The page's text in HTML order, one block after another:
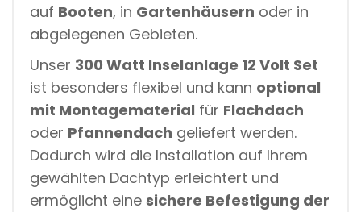
auf Booten, in Gartenhäusern oder in
abgelegenen Gebieten.
Unser 300 Watt Inselanlage 12 Volt Set
ist besonders flexibel und kann optional
mit Montagematerial für Flachdach
oder Pfannendach geliefert werden.
Dadurch wird die Installation auf Ihrem
gewählten Dachtyp erleichtert und
ermöglicht eine sichere Befestigung der